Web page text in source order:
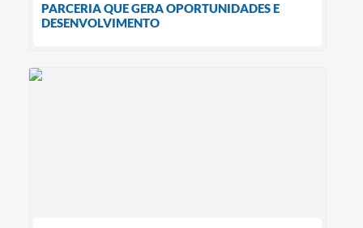
PARCERIA QUE GERA OPORTUNIDADES E
DESENVOLVIMENTO